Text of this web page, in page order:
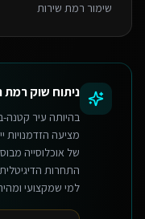
שימור רמת שירות
ניתוח שוקרמת
בהיותה עיר קטנה-
של אוכלוסייה
התחרות
למי שמקצועי